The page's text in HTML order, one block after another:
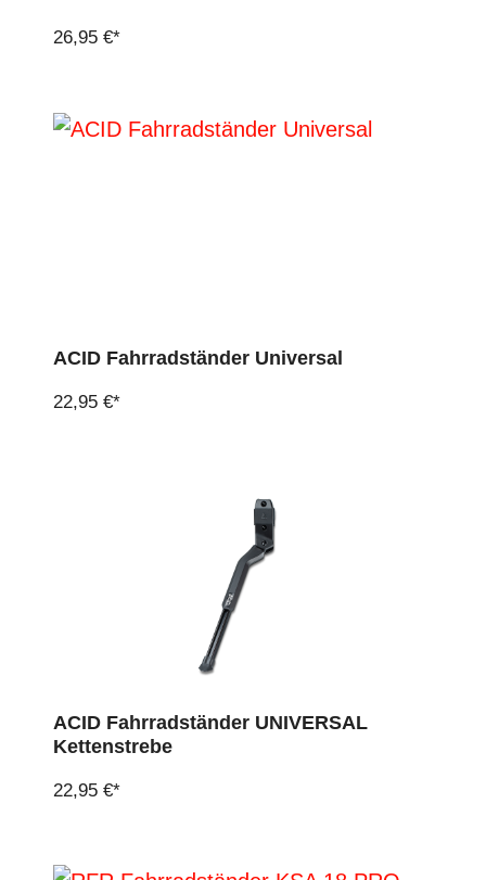
26,95 €*
ACID Fahrradständer Universal
22,95 €*
ACID Fahrradständer UNIVERSAL
Kettenstrebe
22,95 €*